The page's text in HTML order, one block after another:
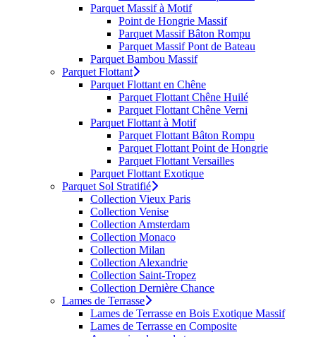
Parquet Massif à Motif
Point de Hongrie Massif
Parquet Massif Bâton Rompu
Parquet Massif Pont de Bateau
Parquet Bambou Massif
Parquet Flottant
Parquet Flottant en Chêne
Parquet Flottant Chêne Huilé
Parquet Flottant Chêne Verni
Parquet Flottant à Motif
Parquet Flottant Bâton Rompu
Parquet Flottant Point de Hongrie
Parquet Flottant Versailles
Parquet Flottant Exotique
Parquet Sol Stratifié
Collection Vieux Paris
Collection Venise
Collection Amsterdam
Collection Monaco
Collection Milan
Collection Alexandrie
Collection Saint-Tropez
Collection Dernière Chance
Lames de Terrasse
Lames de Terrasse en Bois Exotique Massif
Lames de Terrasse en Composite